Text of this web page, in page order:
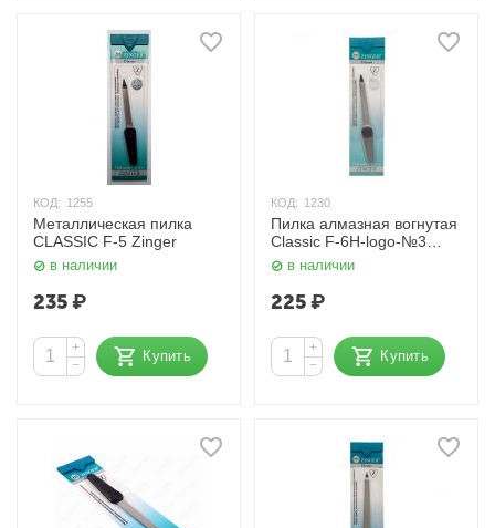
КОД: 1255
Металлическая пилка
CLASSIC F-5 Zinger
в наличии
235₽
+
−
Купить
КОД: 1230
Пилка алмазная вогнутая
Classic F-6H-logo-№3
Zinger
в наличии
225₽
+
−
Купить